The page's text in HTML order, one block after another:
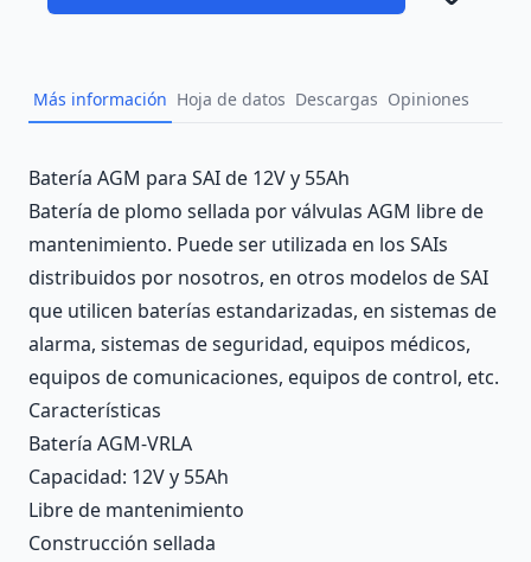
Más información Hoja de datos Descargas Opiniones
Description
Batería AGM para SAI de 12V y 55Ah
Batería de plomo sellada por válvulas AGM libre de
mantenimiento. Puede ser utilizada en los SAIs
distribuidos por nosotros, en otros modelos de SAI
que utilicen baterías estandarizadas, en sistemas de
alarma, sistemas de seguridad, equipos médicos,
equipos de comunicaciones, equipos de control, etc.
Características
Batería AGM-VRLA
Capacidad: 12V y 55Ah
Libre de mantenimiento
Construcción sellada